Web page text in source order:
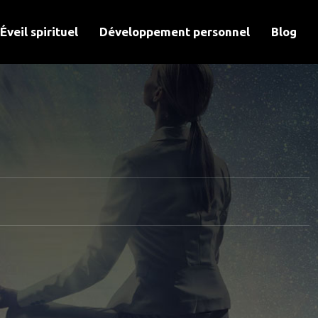
Éveil spirituel Développement personnel Blog